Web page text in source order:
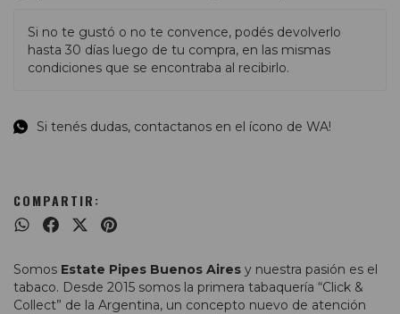
Si no te gustó o no te convence, podés devolverlo
hasta 30 días luego de tu compra, en las mismas
condiciones que se encontraba al recibirlo.
Si tenés dudas, contactanos en el ícono de WA!
COMPARTIR:
Somos Estate Pipes Buenos Aires y nuestra pasión es el
tabaco. Desde 2015 somos la primera tabaquería “Click &
Collect” de la Argentina, un concepto nuevo de atención